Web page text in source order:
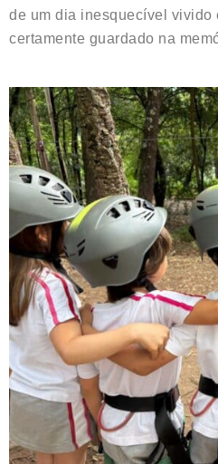
de um dia inesquecível vivido
certamente guardado na